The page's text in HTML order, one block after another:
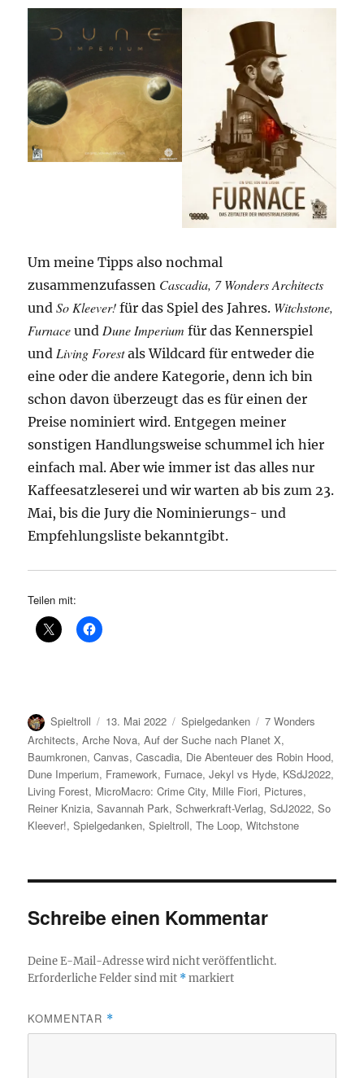
Um meine Tipps also nochmal
zusammenzufassen Cascadia, 7 Wonders Architects
undSo Kleever! für das Spiel des Jahres. Witchstone,
Furnace undDune Imperium für das Kennerspiel
undLiving Forestals Wildcard für entweder die
eine oder die andere Kategorie, denn ich bin
schon davon überzeugt das es für einen der
Preise nominiert wird. Entgegen meiner
sonstigen Handlungsweise schummel ich hier
einfach mal. Aber wie immer ist das alles nur
Kaffeesatzleserei und wir warten ab bis zum 23.
Mai, bis die Jury die Nominierungs- und
Empfehlungsliste bekanntgibt.
Teilen mit:
Autor
Spieltroll
Veröffentlicht
am
13. Mai 2022 Kategorien
Spielgedanken Schlagwörter
7 Wonders
Architects,Arche Nova,Auf der Suche nach Planet X,
Baumkronen,Canvas,Cascadia, Die Abenteuer des Robin Hood,
Dune Imperium, Framework, Furnace,Jekyl vs Hyde, KSdJ2022,
Living Forest, MicroMacro: Crime City, Mille Fiori, Pictures,
Reiner Knizia,Savannah Park,Schwerkraft-Verlag,SdJ2022,So
Kleever!,Spielgedanken,Spieltroll,The Loop,Witchstone
Schreibe einen Kommentar
Deine E-Mail-Adresse wird nicht veröffentlicht.
Erforderliche Felder sind mit *markiert
KOMMENTAR *